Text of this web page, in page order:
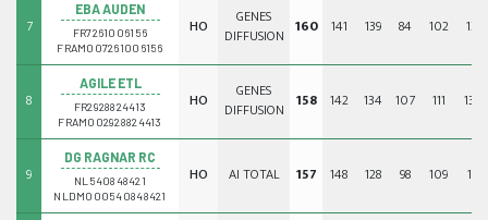
7
EBA AUDEN
FR7261006156
FRAM007261006156
HO
GENES
DIFFUSION 160 141 139 84 102 136
8
AGILE ETL
FR2928824413
FRAM002928824413
HO
GENES
DIFFUSION 158 142 134 107 111 130
9
DG RAGNAR RC
NL540848421
NLDM000540848421
HO AI TOTAL 157 148 128 98 109 116